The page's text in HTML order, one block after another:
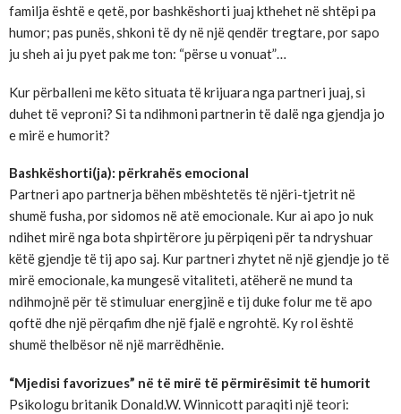
familja është e qetë, por bashkëshorti juaj kthehet në shtëpi pa
humor; pas punës, shkoni të dy në një qendër tregtare, por sapo
ju sheh ai ju pyet pak me ton: “përse u vonuat”…
Kur përballeni me këto situata të krijuara nga partneri juaj, si
duhet të veproni? Si ta ndihmoni partnerin të dalë nga gjendja jo
e mirë e humorit?
Bashkëshorti(ja): përkrahës emocional
Partneri apo partnerja bëhen mbështetës të njëri-tjetrit në
shumë fusha, por sidomos në atë emocionale. Kur ai apo jo nuk
ndihet mirë nga bota shpirtërore ju përpiqeni për ta ndryshuar
këtë gjendje të tij apo saj. Kur partneri zhytet në një gjendje jo të
mirë emocionale, ka mungesë vitaliteti, atëherë ne mund ta
ndihmojnë për të stimuluar energjinë e tij duke folur me të apo
qoftë dhe një përqafim dhe një fjalë e ngrohtë. Ky rol është
shumë thelbësor në një marrëdhënie.
“Mjedisi favorizues” në të mirë të përmirësimit të humorit
Psikologu britanik Donald.W. Winnicott paraqiti një teori: